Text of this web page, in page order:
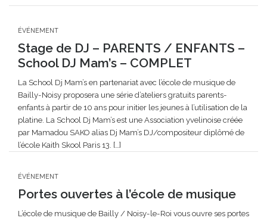
ÉVÉNEMENT
Stage de DJ – PARENTS / ENFANTS –
School DJ Mam’s – COMPLET
La School Dj Mam’s en partenariat avec l’école de musique de
Bailly-Noisy proposera une série d’ateliers gratuits parents-
enfants à partir de 10 ans pour initier les jeunes à l’utilisation de la
platine. La School Dj Mam’s est une Association yvelinoise créée
par Mamadou SAKO alias Dj Mam’s DJ/compositeur diplômé de
l’école Kaith Skool Paris 13. […]
ÉVÉNEMENT
Portes ouvertes à l’école de musique
L’école de musique de Bailly / Noisy-le-Roi vous ouvre ses portes